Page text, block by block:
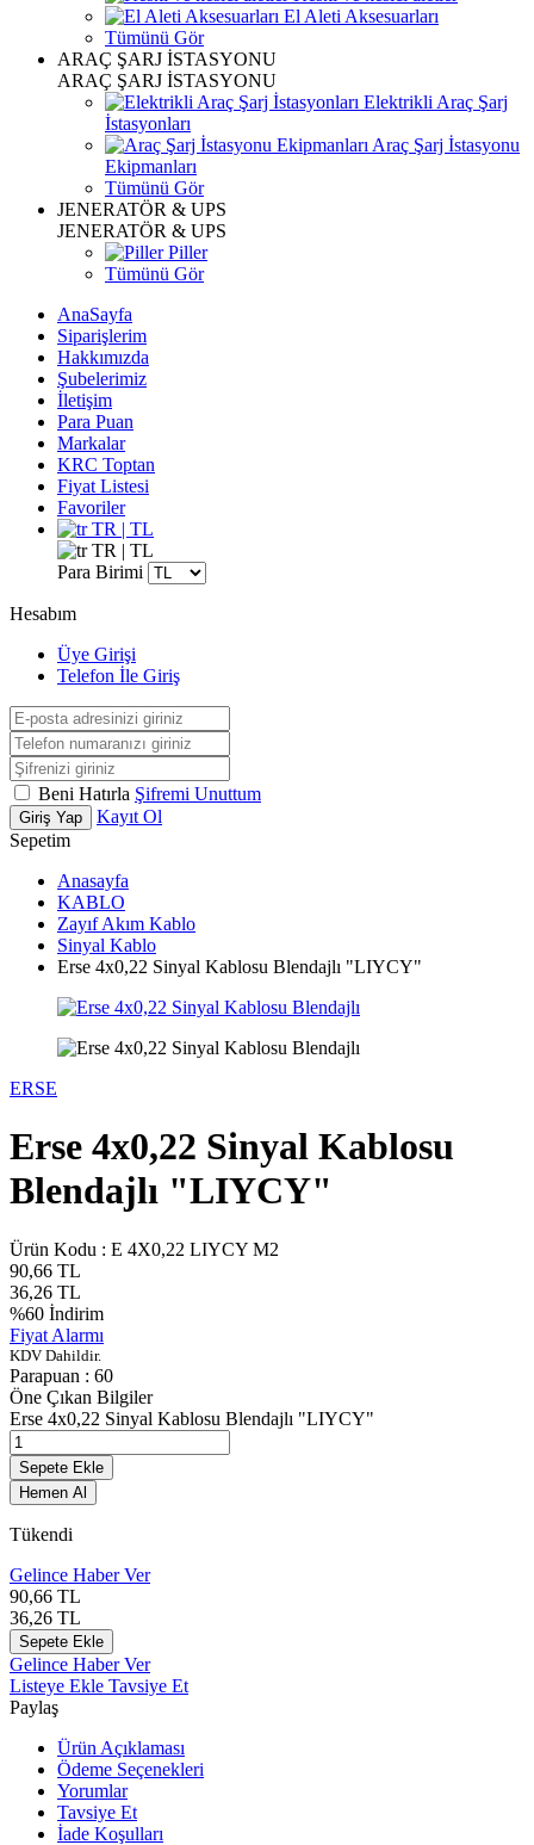
El Aleti Aksesuarları
Tümünü Gör
ARAÇ ŞARJ İSTASYONU
ARAÇ ŞARJ İSTASYONU
Elektrikli Araç Şarj
İstasyonları
Araç Şarj İstasyonu
Ekipmanları
Tümünü Gör
JENERATÖR & UPS
JENERATÖR & UPS
Piller
Tümünü Gör
AnaSayfa
Siparişlerim
Hakkımızda
Şubelerimiz
İletişim
Para Puan
Markalar
KRC Toptan
Fiyat Listesi
Favoriler
TR | TL
TR | TL
Para Birimi
Hesabım
Üye Girişi
Telefon İle Giriş
Beni Hatırla Şifremi Unuttum
Giriş Yap
Kayıt Ol
Sepetim
Anasayfa
KABLO
Zayıf Akım Kablo
Sinyal Kablo
Erse 4x0,22 Sinyal Kablosu Blendajlı "LIYCY"
ERSE
Erse 4x0,22 Sinyal Kablosu
Blendajlı "LIYCY"
Ürün Kodu : E 4X0,22 LIYCY M2
90,66 TL
36,26 TL
%60 İndirim
Fiyat Alarmı
KDV Dahildir.
Parapuan : 60
Öne Çıkan Bilgiler
Erse 4x0,22 Sinyal Kablosu Blendajlı "LIYCY"
Sepete Ekle
Hemen Al
Tükendi
Gelince Haber Ver
90,66 TL
36,26 TL
Sepete Ekle
Gelince Haber Ver
Listeye Ekle Tavsiye Et
Paylaş
Ürün Açıklaması
Ödeme Seçenekleri
Yorumlar
Tavsiye Et
İade Koşulları